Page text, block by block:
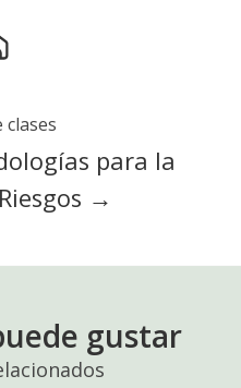
clases
para la
→
gustar